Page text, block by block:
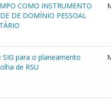
COMO INSTRUMENTO
DE DOMÍNIO PESSOAL
para o planeamento
de RSU